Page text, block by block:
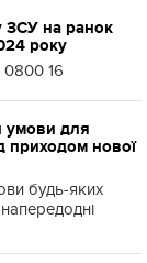
ЗСУ на ранок
року
0800 16
умови для
приходом нової
будь-яких